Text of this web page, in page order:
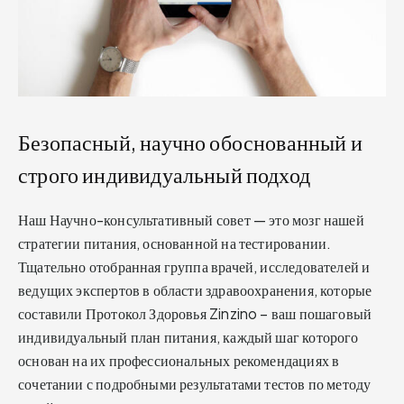
Безопасный, научно обоснованный и
строго индивидуальный подход
Наш Научно-консультативный совет — это мозг нашей
стратегии питания, основанной на тестировании.
Тщательно отобранная группа врачей, исследователей и
ведущих экспертов в области здравоохранения, которые
составили Протокол Здоровья Zinzino – ваш пошаговый
индивидуальный план питания, каждый шаг которого
основан на их профессиональных рекомендациях в
сочетании с подробными результатами тестов по методу